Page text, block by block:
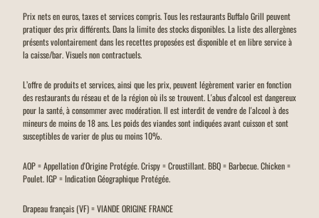
Prix nets en euros, taxes et services compris. Tous les restaurants Buffalo Grill peuvent
pratiquer des prix différents. Dans la limite des stocks disponibles. La liste des allergènes
présents volontairement dans les recettes proposées est disponible et en libre service à
la caisse/bar. Visuels non contractuels.
L’offre de produits et services, ainsi que les prix, peuvent légèrement varier en fonction
des restaurants du réseau et de la région où ils se trouvent. L'abus d'alcool est dangereux
pour la santé, à consommer avec modération. Il est interdit de vendre de l'alcool à des
mineurs de moins de 18 ans. Les poids des viandes sont indiquées avant cuisson et sont
susceptibles de varier de plus ou moins 10%.
AOP = Appellation d'Origine Protégée. Crispy = Croustillant. BBQ = Barbecue. Chicken =
Poulet. IGP = Indication Géographique Protégée.
Drapeau français (VF) = VIANDE ORIGINE FRANCE